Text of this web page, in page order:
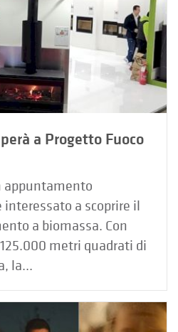
a Progetto Fuoco
appuntamento
a scoprire il
a biomassa. Con
metri quadrati di
la...